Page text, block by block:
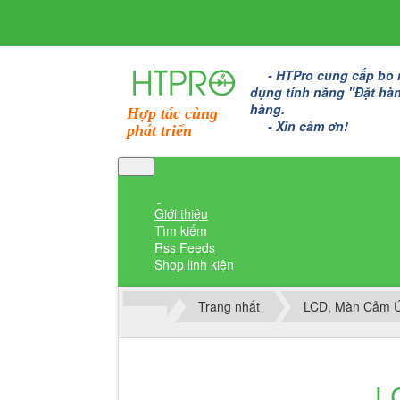
Hợp tác cùng
phát triển
- HTPro cung cấp bo
dụng tính năng "Đặt
hàng.
- Xin cảm ơn!
Giới thiệu
Tìm kiếm
Rss Feeds
Shop linh kiện
Trang nhất LCD, Màn Cảm